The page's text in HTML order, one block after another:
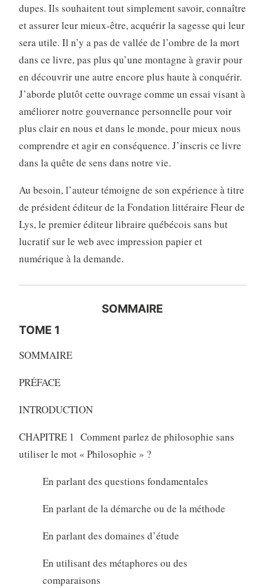
dupes. Ils souhaitent tout simplement savoir, connaître
et assurer leur mieux-être, acquérir la sagesse qui leur
sera utile. Il n’y a pas de vallée de l’ombre de la mort
dans ce livre, pas plus qu’une montagne à gravir pour
en découvrir une autre encore plus haute à conquérir.
J’aborde plutôt cette ouvrage comme un essai visant à
améliorer notre gouvernance personnelle pour voir
plus clair en nous et dans le monde, pour mieux nous
comprendre et agir en conséquence. J’inscris ce livre
dans la quête de sens dans notre vie.
Au besoin, l’auteur témoigne de son expérience à titre
de président éditeur de la Fondation littéraire Fleur de
Lys, le premier éditeur libraire québécois sans but
lucratif sur le web avec impression papier et
numérique à la demande.
SOMMAIRE
TOME 1
SOMMAIRE
PRÉFACE
INTRODUCTION
CHAPITRE 1 Comment parlez de philosophie sans
utiliser le mot « Philosophie » ?
En parlant des questions fondamentales
En parlant de la démarche ou de la méthode
En parlant des domaines d’étude
En utilisant des métaphores ou des
comparaisons